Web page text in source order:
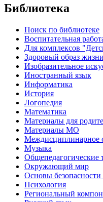
Библиотека
Поиск по библиотеке
Воспитательная
Для комплексов
Здоровый образ жизни
Изобразительное
Иностранный язык
Информатика
История
Логопедия
Математика
Материалы для
Материалы МО
Междисциплинарное
Музыка
Общепедагогические
Окружающий мир
Основы безопасности
Психология
Региональный